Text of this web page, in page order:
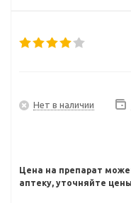
Нет в наличии
Цена на препарат
аптеку, уточняйте